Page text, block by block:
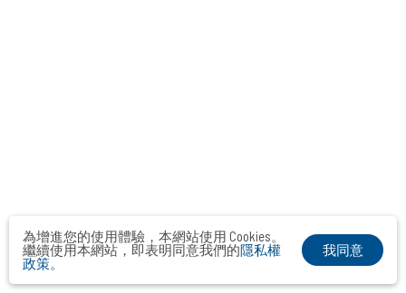
為增進您的使用體驗，本網站使用 Cookies。
繼續使用本網站，即表明同意我們的隱私權
政策。
我同意